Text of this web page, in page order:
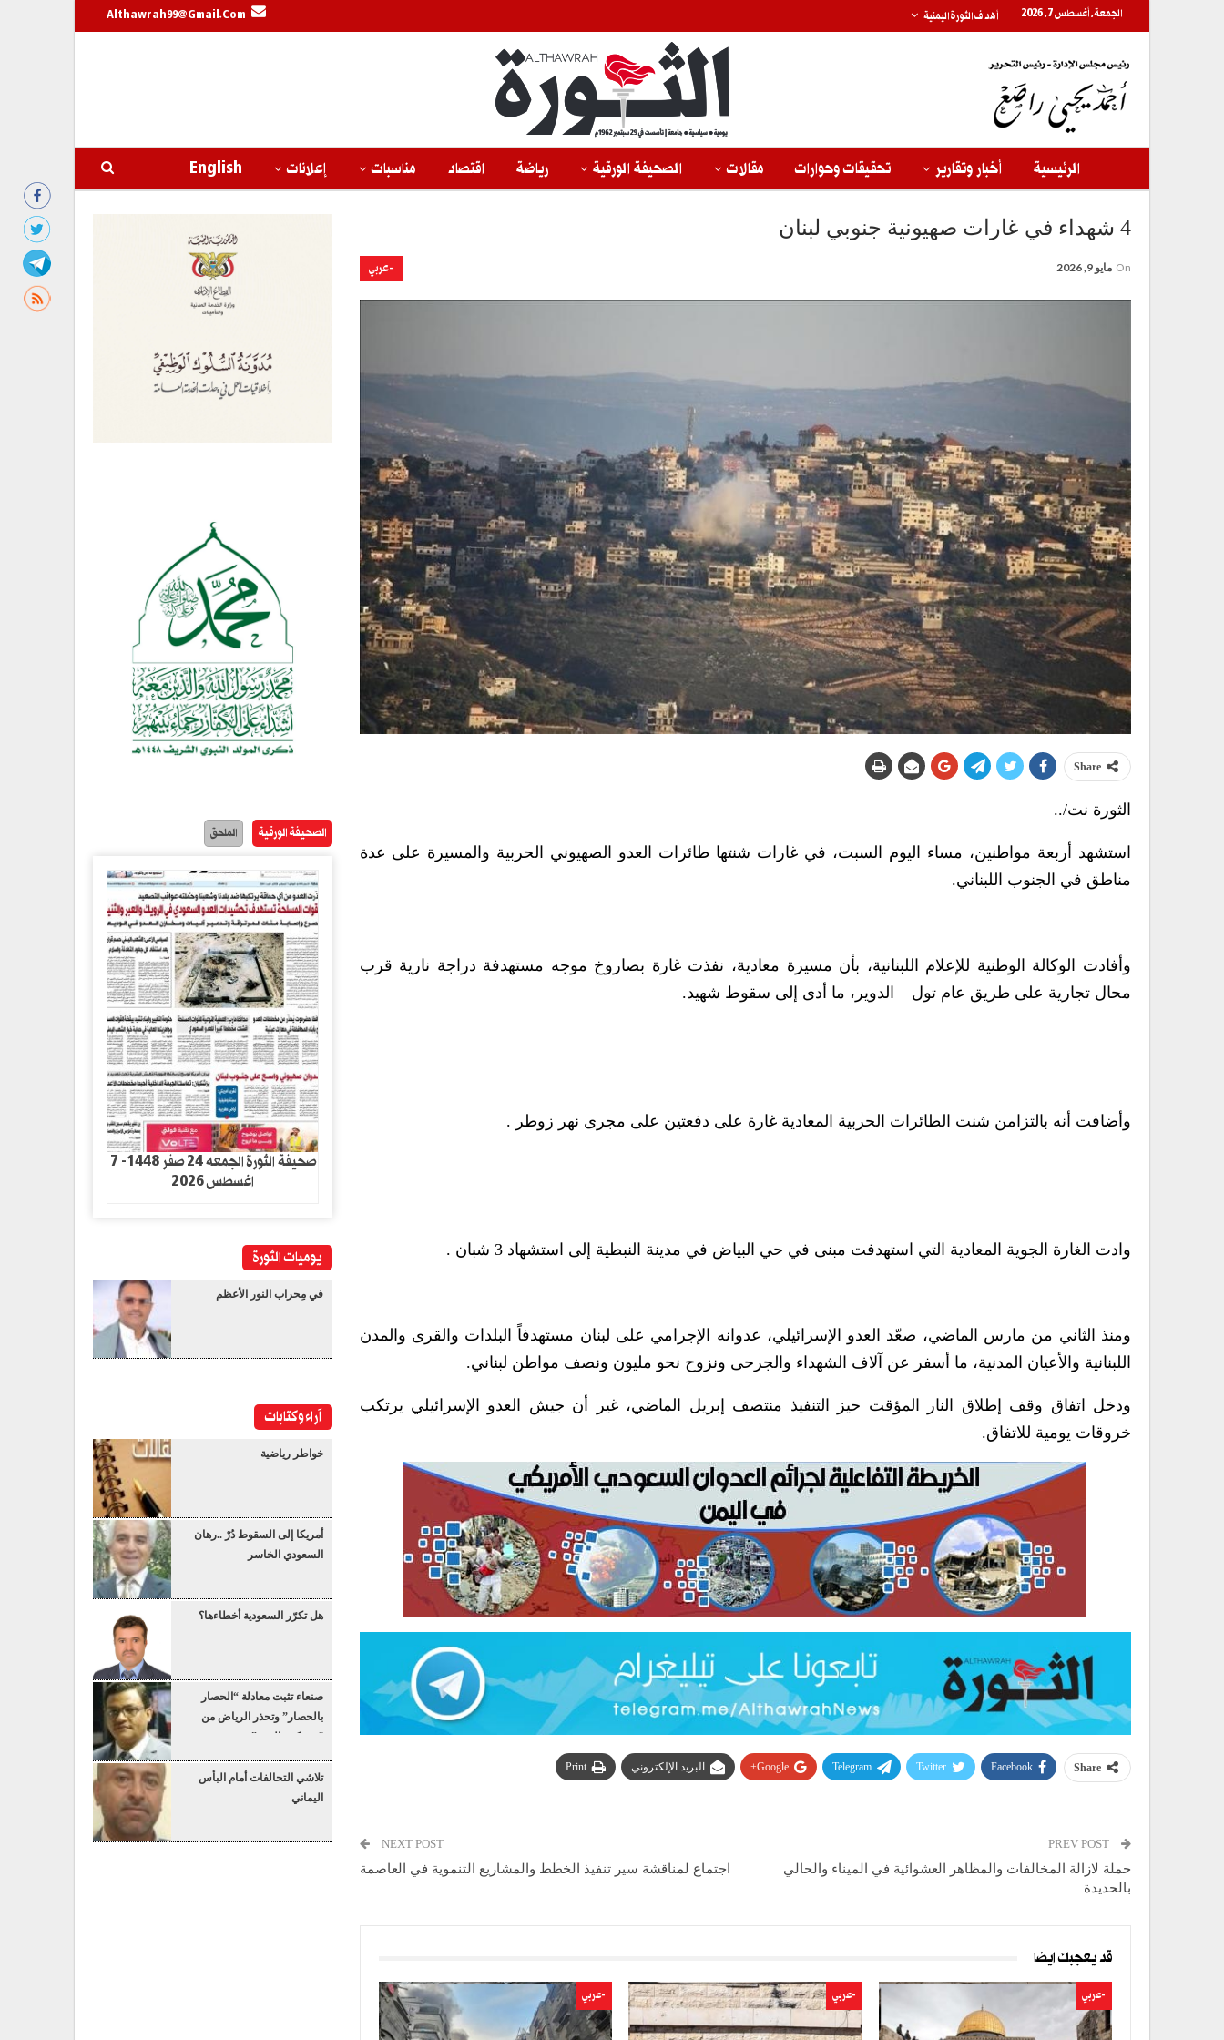
الجمعة, أغسطس 7, 2026 أهداف الثورة اليمنية Althawrah99@gmail.com
الرئيسية أخبار وتقارير تحقيقات وحوارات مقالات الصحيفة الورقية رياضة اقتصاد مناسبات إعلانات English
4 شهداء في غارات صهيونية جنوبي لبنان
-عربي On مايو 9, 2026
Share
الثورة نت/..
استشهد أربعة مواطنين، مساء اليوم السبت، في غارات شنتها طائرات العدو الصهيوني الحربية والمسيرة على عدة
مناطق في الجنوب اللبناني.
وأفادت الوكالة الوطنية للإعلام اللبنانية، بأن مسيرة معادية، نفذت غارة بصاروخ موجه مستهدفة دراجة نارية قرب
محال تجارية على طريق عام تول – الدوير، ما أدى إلى سقوط شهيد.
وأضافت أنه بالتزامن شنت الطائرات الحربية المعادية غارة على دفعتين على مجرى نهر زوطر .
وادت الغارة الجوية المعادية التي استهدفت مبنى في حي البياض في مدينة النبطية إلى استشهاد 3 شبان .
ومنذ الثاني من مارس الماضي، صعّد العدو الإسرائيلي، عدوانه الإجرامي على لبنان مستهدفاً البلدات والقرى والمدن
اللبنانية والأعيان المدنية، ما أسفر عن آلاف الشهداء والجرحى ونزوح نحو مليون ونصف مواطن لبناني.
ودخل اتفاق وقف إطلاق النار المؤقت حيز التنفيذ منتصف إبريل الماضي، غير أن جيش العدو الإسرائيلي يرتكب
خروقات يومية للاتفاق.
Share
Facebook
Twitter
Telegram
Google+ البريد الإلكتروني Print
حملة لازالة المخالفات والمظاهر العشوائية في الميناء والحالي
بالحديدة
NEXT POST
اجتماع لمناقشة سير تنفيذ الخطط والمشاريع التنموية في العاصمة
قد يعجبك ايضا
-عربي -عربي -عربي
الصحيفة الورقية الملحق
صحيفة الثورة الجمعه 24 صفر 1448- 7
اغسطس 2026
يوميات الثورة
في مِحراب النور الأعظم
آراء وكتابات
خواطر رياضية
أمريكا إلى السقوط دُرْ ..رهان
السعودي الخاسر
هل تكرّر السعودية أخطاءها؟
صنعاء تثبت معادلة “الحصار
بالحصار” وتحذر الرياض من
“عسكرة البحر”
تلاشي التحالفات أمام البأس
اليماني